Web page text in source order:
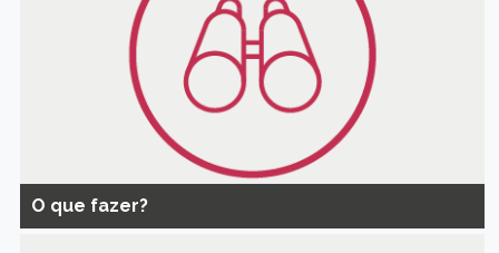
O que fazer?